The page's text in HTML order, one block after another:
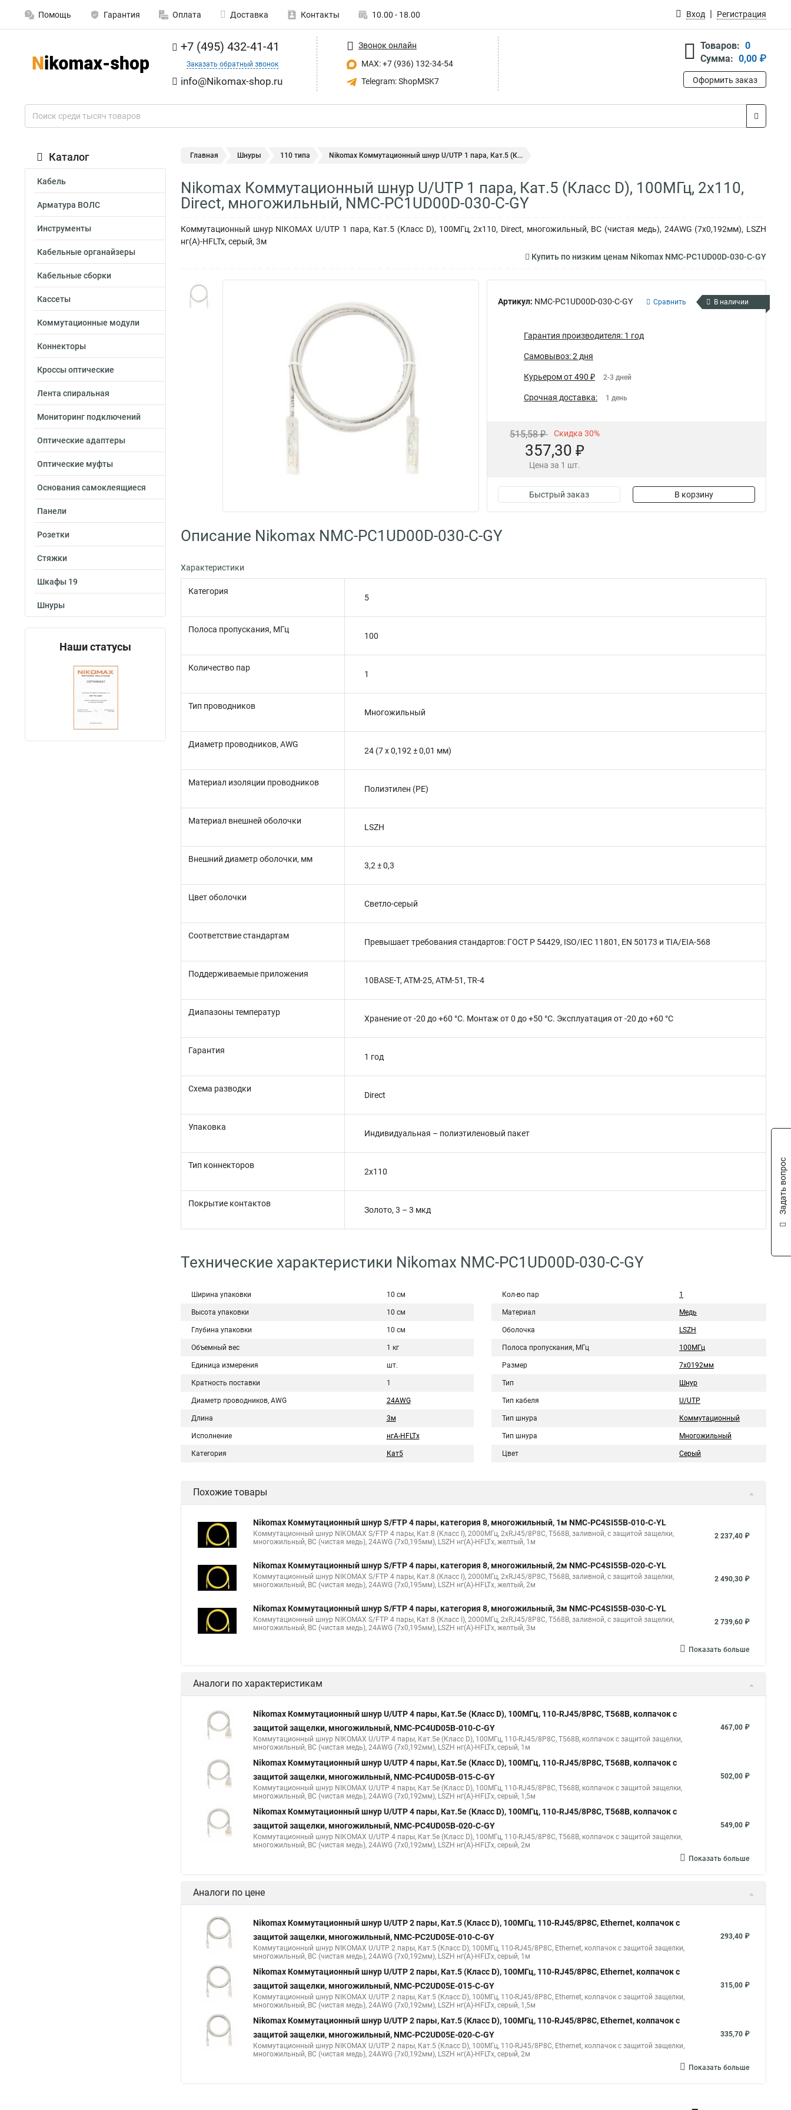
Помощь Гарантия Оплата Доставка Контакты 10.00 - 18.00 Вход Регистрация
+7 (495) 432-41-41
Заказать обратный звонок
info@Nikomax-shop.ru
Звонок онлайн
MAX: +7 (936) 132-34-54
Telegram: ShopMSK7
Товаров: 0
Сумма: 0,00 ₽
Оформить заказ
Каталог
Кабель
Арматура ВОЛС
Инструменты
Кабельные органайзеры
Кабельные сборки
Кассеты
Коммутационные модули
Коннекторы
Кроссы оптические
Лента спиральная
Мониторинг подключений
Оптические адаптеры
Оптические муфты
Основания самоклеящиеся
Панели
Розетки
Стяжки
Шкафы 19
Шнуры
Наши статусы
Главная Шнуры 110 типа Nikomax Коммутационный шнур U/UTP 1 пара, Кат.5 (К...
Nikomax Коммутационный шнур U/UTP 1 пара, Кат.5 (Класс D), 100МГц, 2х110,
Direct, многожильный, NMC-PC1UD00D-030-C-GY
Коммутационный шнур NIKOMAX U/UTP 1 пара, Кат.5 (Класс D), 100МГц, 2х110, Direct, многожильный, BC (чистая медь), 24AWG (7х0,192мм), LSZH
нг(А)-HFLTx, серый, 3м
Купить по низким ценам Nikomax NMC-PC1UD00D-030-C-GY
Артикул: NMC-PC1UD00D-030-C-GY Сравнить В наличии
Гарантия производителя: 1 год
Самовывоз: 2 дня
Курьером от 490 ₽ 2-3 дней
Срочная доставка: 1 день
515,58 ₽ Скидка 30%
357,30 ₽
Цена за 1 шт.
Быстрый заказ В корзину
Описание Nikomax NMC-PC1UD00D-030-C-GY
Характеристики
Категория
5
Полоса пропускания, МГц
100
Количество пар
1
Тип проводников
Многожильный
Диаметр проводников, AWG
24 (7 х 0,192 ± 0,01 мм)
Материал изоляции проводников
Полиэтилен (PE)
Материал внешней оболочки
LSZH
Внешний диаметр оболочки, мм
3,2 ± 0,3
Цвет оболочки
Светло-серый
Соответствие стандартам
Превышает требования стандартов: ГОСТ Р 54429, ISO/IEC 11801, EN 50173 и TIA/EIA-568
Поддерживаемые приложения
10BASE-T, ATM-25, ATM-51, TR-4
Диапазоны температур
Хранение от -20 до +60 °C. Монтаж от 0 до +50 °C. Эксплуатация от -20 до +60 °C
Гарантия
1 год
Схема разводки
Direct
Упаковка
Индивидуальная – полиэтиленовый пакет
Тип коннекторов
2х110
Покрытие контактов
Золото, 3 – 3 мкд
Технические характеристики Nikomax NMC-PC1UD00D-030-C-GY
Ширина упаковки 10 см
Высота упаковки 10 см
Глубина упаковки 10 см
Объемный вес 1 кг
Единица измерения шт.
Кратность поставки 1
Диаметр проводников, AWG 24AWG
Длина 3м
Исполнение нгА-HFLTx
Категория Кат5
Кол-во пар 1
Материал Медь
Оболочка LSZH
Полоса пропускания, МГц 100МГц
Размер 7х0192мм
Тип Шнур
Тип кабеля U/UTP
Тип шнура Коммутационный
Тип шнура Многожильный
Цвет Серый
Похожие товары
Nikomax Коммутационный шнур S/FTP 4 пары, категория 8, многожильный, 1м NMC-PC4SI55B-010-C-YL
Коммутационный шнур NIKOMAX S/FTP 4 пары, Кат.8 (Класс I), 2000МГц, 2хRJ45/8P8C, T568B, заливной, с защитой защелки,
многожильный, BC (чистая медь), 24AWG (7х0,195мм), LSZH нг(А)-HFLTx, желтый, 1м
2 237,40 ₽
Nikomax Коммутационный шнур S/FTP 4 пары, категория 8, многожильный, 2м NMC-PC4SI55B-020-C-YL
Коммутационный шнур NIKOMAX S/FTP 4 пары, Кат.8 (Класс I), 2000МГц, 2хRJ45/8P8C, T568B, заливной, с защитой защелки,
многожильный, BC (чистая медь), 24AWG (7х0,195мм), LSZH нг(А)-HFLTx, желтый, 2м
2 490,30 ₽
Nikomax Коммутационный шнур S/FTP 4 пары, категория 8, многожильный, 3м NMC-PC4SI55B-030-C-YL
Коммутационный шнур NIKOMAX S/FTP 4 пары, Кат.8 (Класс I), 2000МГц, 2хRJ45/8P8C, T568B, заливной, с защитой защелки,
многожильный, BC (чистая медь), 24AWG (7х0,195мм), LSZH нг(А)-HFLTx, желтый, 3м
2 739,60 ₽
Показать больше
Аналоги по характеристикам
Nikomax Коммутационный шнур U/UTP 4 пары, Кат.5е (Класс D), 100МГц, 110-RJ45/8P8C, T568B, колпачок с
защитой защелки, многожильный, NMC-PC4UD05B-010-C-GY
Коммутационный шнур NIKOMAX U/UTP 4 пары, Кат.5е (Класс D), 100МГц, 110-RJ45/8P8C, T568B, колпачок с защитой защелки,
многожильный, BC (чистая медь), 24AWG (7х0,192мм), LSZH нг(А)-HFLTx, серый, 1м
467,00 ₽
Nikomax Коммутационный шнур U/UTP 4 пары, Кат.5е (Класс D), 100МГц, 110-RJ45/8P8C, T568B, колпачок с
защитой защелки, многожильный, NMC-PC4UD05B-015-C-GY
Коммутационный шнур NIKOMAX U/UTP 4 пары, Кат.5е (Класс D), 100МГц, 110-RJ45/8P8C, T568B, колпачок с защитой защелки,
многожильный, BC (чистая медь), 24AWG (7х0,192мм), LSZH нг(А)-HFLTx, серый, 1,5м
502,00 ₽
Nikomax Коммутационный шнур U/UTP 4 пары, Кат.5е (Класс D), 100МГц, 110-RJ45/8P8C, T568B, колпачок с
защитой защелки, многожильный, NMC-PC4UD05B-020-C-GY
Коммутационный шнур NIKOMAX U/UTP 4 пары, Кат.5е (Класс D), 100МГц, 110-RJ45/8P8C, T568B, колпачок с защитой защелки,
многожильный, BC (чистая медь), 24AWG (7х0,192мм), LSZH нг(А)-HFLTx, серый, 2м
549,00 ₽
Показать больше
Аналоги по цене
Nikomax Коммутационный шнур U/UTP 2 пары, Кат.5 (Класс D), 100МГц, 110-RJ45/8P8C, Ethernet, колпачок с
защитой защелки, многожильный, NMC-PC2UD05E-010-C-GY
Коммутационный шнур NIKOMAX U/UTP 2 пары, Кат.5 (Класс D), 100МГц, 110-RJ45/8P8C, Ethernet, колпачок с защитой защелки,
многожильный, BC (чистая медь), 24AWG (7х0,192мм), LSZH нг(А)-HFLTx, серый, 1м
293,40 ₽
Nikomax Коммутационный шнур U/UTP 2 пары, Кат.5 (Класс D), 100МГц, 110-RJ45/8P8C, Ethernet, колпачок с
защитой защелки, многожильный, NMC-PC2UD05E-015-C-GY
Коммутационный шнур NIKOMAX U/UTP 2 пары, Кат.5 (Класс D), 100МГц, 110-RJ45/8P8C, Ethernet, колпачок с защитой защелки,
многожильный, BC (чистая медь), 24AWG (7х0,192мм), LSZH нг(А)-HFLTx, серый, 1,5м
315,00 ₽
Nikomax Коммутационный шнур U/UTP 2 пары, Кат.5 (Класс D), 100МГц, 110-RJ45/8P8C, Ethernet, колпачок с
защитой защелки, многожильный, NMC-PC2UD05E-020-C-GY
Коммутационный шнур NIKOMAX U/UTP 2 пары, Кат.5 (Класс D), 100МГц, 110-RJ45/8P8C, Ethernet, колпачок с защитой защелки,
многожильный, BC (чистая медь), 24AWG (7х0,192мм), LSZH нг(А)-HFLTx, серый, 2м
335,70 ₽
Показать больше
Задать вопрос